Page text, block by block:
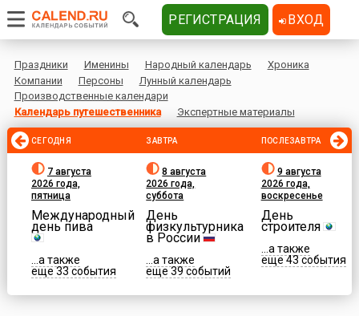
Праздники Именины Народный календарь
Хроника
Компании
Персоны
Лунный календарь
Производственные календари
Календарь путешественника
Экспертные материалы
СЕГОДНЯ
7 августа
2026 года,
пятница
Международный
день пива
...а также
еще 33 события
ЗАВТРА
8 августа
2026 года,
суббота
День
физкультурника
в России
...а также
еще 39 событий
ПОСЛЕЗАВТРА
9 августа
2026 года,
воскресенье
День
строителя
...а также
еще 43 события
РЕГИСТРАЦИЯ ВХОД